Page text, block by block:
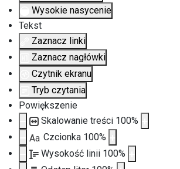
Wysokie nasycenie
Tekst
Zaznacz linki
Zaznacz nagłówki
Czytnik ekranu
Tryb czytania
Powiększenie
Skalowanie treści 100%
Aa Czcionka 100%
Wysokość linii 100%